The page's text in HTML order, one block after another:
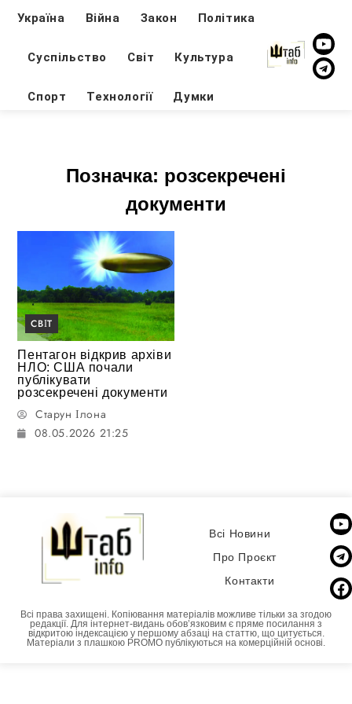
Україна Війна Закон Політика
Суспільство Світ Культура
Спорт Технології Думки
Позначка: розсекречені
документи
СВІТ
Пентагон відкрив архіви
НЛО: США почали
публікувати
розсекречені документи
Старун Ілона
08.05.2026 21:25
Всі Новини
Про Проєкт
Контакти
Всі права захищені. Копіювання матеріалів можливе тільки за згодою
редакції. Для інтернет-видань обовʼязковим є пряме посилання з
відкритою індексацією у першому абзаці на статтю, що цитується.
Матеріали з плашкою PROMO публікуються на комерційній основі.